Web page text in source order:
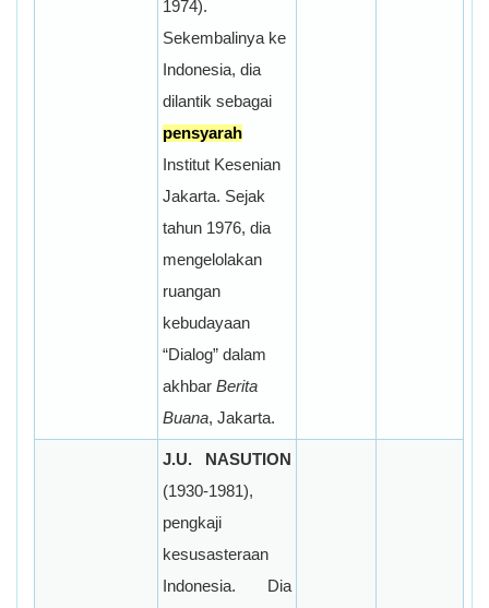
1974).
Sekembalinya ke
Indonesia, dia
dilantik sebagai
pensyarah
Institut Kesenian
Jakarta. Sejak
tahun 1976, dia
mengelolakan
ruangan
kebudayaan
“Dialog” dalam
akhbar Berita
Buana, Jakarta.
J.U. NASUTION
(1930-1981),
pengkaji
kesusasteraan
Indonesia. Dia